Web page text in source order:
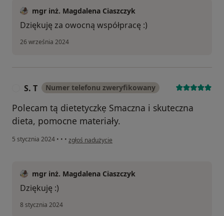
mgr inż. Magdalena Ciaszczyk
Dziękuję za owocną współpracę :)
26 września 2024
S. T Numer telefonu zweryfikowany
Polecam tą dietetyczkẹ Smaczna i skuteczna
dieta, pomocne materiały.
5 stycznia 2024 • • • w opinii użytkownika S. T
zgłoś nadużycie
mgr inż. Magdalena Ciaszczyk
Dziękuję :)
8 stycznia 2024